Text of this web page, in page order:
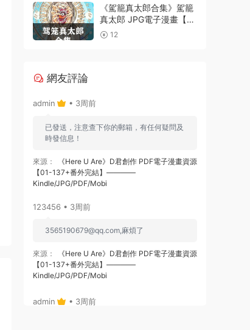
《駕籠真太郎合集》駕籠
真太郎 JPG電子漫畫【全
系完結】————
12
網友評論
admin • 3周前
已發送，注意查下你的郵箱，有任何疑問及
時發信息！
來源：
《Here U Are》D君創作 PDF電子漫畫資源
【01-137+番外完結】————
Kindle/JPG/PDF/Mobi
123456 • 3周前
3565190679@qq.com,麻煩了
來源：
《Here U Are》D君創作 PDF電子漫畫資源
【01-137+番外完結】————
Kindle/JPG/PDF/Mobi
admin • 3周前